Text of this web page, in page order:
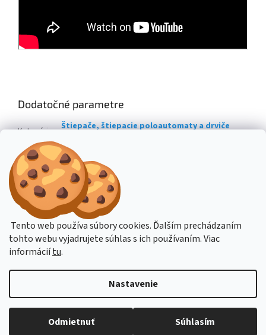
Tento web používa súbory cookies. Ďalším prechádzaním
tohto webu vyjadrujete súhlas s ich používaním. Viac
informáciítu.
Nastavenie
Odmietnuť Súhlasím
Budete-li potřebovat poradit, pište přes online podporu nebo na email
Dodatočné parametre
Kategória: Štiepače, štiepacie poloautomaty a drviče
Hmotnosť
430 kg
EAN
4047424005828
Stavba stroje CZ
Copyright 2026Stavba-Stroje.sk. Všetky práva vyhradené.Upraviť